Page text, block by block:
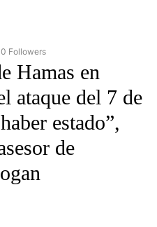
"CNN-SPANISH" TO RECEIVE
0 Followers
Hamas en
ataque del 7 de
estado”,
de